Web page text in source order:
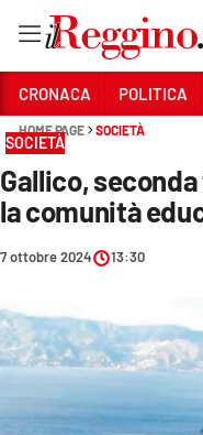
Sezioni
CRONACA
AMBIENTE
SOCIETÀ
CULTURA
CRONACA POLITICA
HOME PAGE SOCIETÀ
SOCIETÀ
Gallico,
la comunità
7 ottobre 2024 13:30